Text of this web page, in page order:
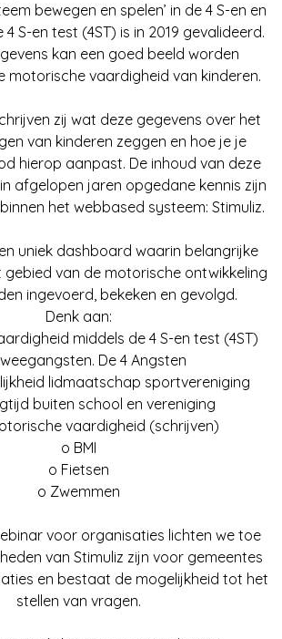
bewegen en spelen’ in de 4 S-en en
4 S-en test (4ST) is in 2019 gevalideerd.
kan een goed beeld worden
motorische vaardigheid van kinderen.
zij wat deze gegevens over het
van kinderen zeggen en hoe je je
hierop aanpast. De inhoud van deze
afgelopen jaren opgedane kennis zijn
het webbased systeem: Stimuliz.
uniek dashboard waarin belangrijke
gebied van de motorische ontwikkeling
ingevoerd, bekeken en gevolgd.
Denk aan:
middels de 4 S-en test (4ST)
De 4 Angsten
lidmaatschap sportvereniging
buiten school en vereniging
vaardigheid (schrijven)
o BMI
o Fietsen
o Zwemmen
voor organisaties lichten we toe
van Stimuliz zijn voor gemeentes
en bestaat de mogelijkheid tot het
stellen van vragen.